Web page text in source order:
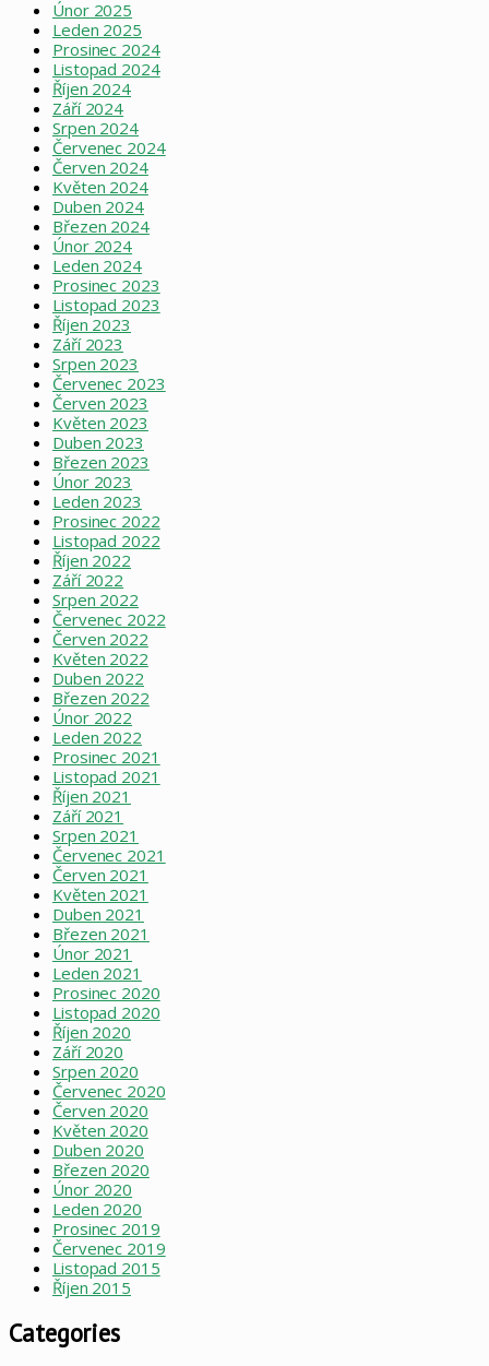
Únor 2025
Leden 2025
Prosinec 2024
Listopad 2024
Říjen 2024
Září 2024
Srpen 2024
Červenec 2024
Červen 2024
Květen 2024
Duben 2024
Březen 2024
Únor 2024
Leden 2024
Prosinec 2023
Listopad 2023
Říjen 2023
Září 2023
Srpen 2023
Červenec 2023
Červen 2023
Květen 2023
Duben 2023
Březen 2023
Únor 2023
Leden 2023
Prosinec 2022
Listopad 2022
Říjen 2022
Září 2022
Srpen 2022
Červenec 2022
Červen 2022
Květen 2022
Duben 2022
Březen 2022
Únor 2022
Leden 2022
Prosinec 2021
Listopad 2021
Říjen 2021
Září 2021
Srpen 2021
Červenec 2021
Červen 2021
Květen 2021
Duben 2021
Březen 2021
Únor 2021
Leden 2021
Prosinec 2020
Listopad 2020
Říjen 2020
Září 2020
Srpen 2020
Červenec 2020
Červen 2020
Květen 2020
Duben 2020
Březen 2020
Únor 2020
Leden 2020
Prosinec 2019
Červenec 2019
Listopad 2015
Říjen 2015
Categories